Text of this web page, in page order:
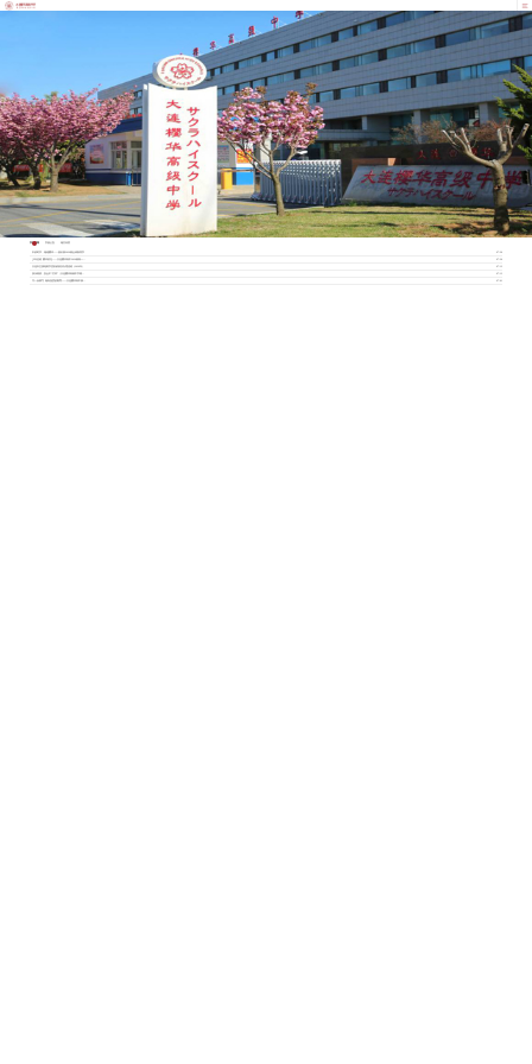
学校新闻 学校公告 相关问答
丰收时节，相逢樱华——校长致2026级全体新同学 07/20
07/20
大连市生源地助学贷款政策及办理流程（2026年） 07/13
快乐暑假，安全不“打烊” | 大连樱华高级中学暑假安全致家长一封信 07/13
守一份静气 做有温度的教育——大连樱华高中致全体教职工的一封信 07/01